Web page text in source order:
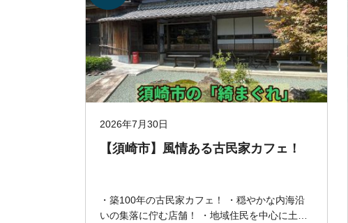
2026年7月30日
【須崎市】風情ある古民家カフェ！
・築100年の古民家カフェ！ ・穏やかな内海沿
いの集落に佇む店舗！ ・地域住民を中心に土日